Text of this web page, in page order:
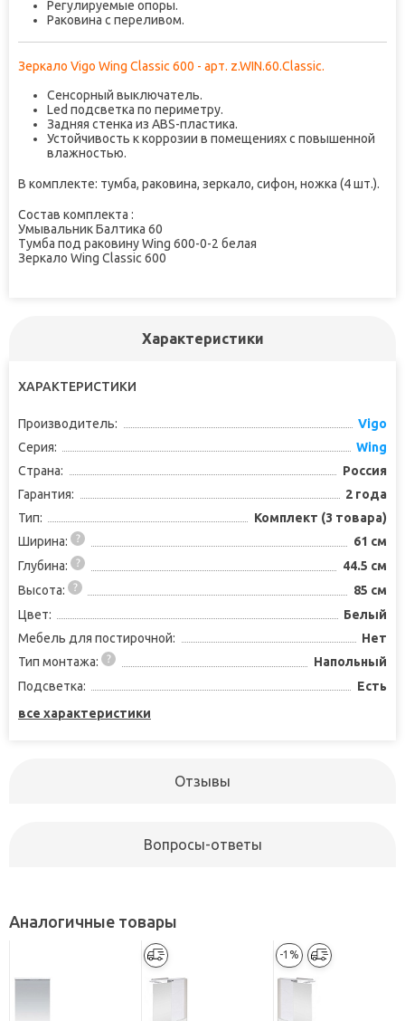
Регулируемые опоры.
Раковина с переливом.
Зеркало Vigo Wing Classic 600 - арт. z.WIN.60.Classic.
Cенсорный выключатель.
Led подсветка по периметру.
Задняя стенка из ABS-пластика.
Устойчивость к коррозии в помещениях с повышенной
влажностью.
В комплекте: тумба, раковина, зеркало, сифон, ножка (4 шт.).
Состав комплекта :
Умывальник Балтика 60
Тумба под раковину Wing 600-0-2 белая
Зеркало Wing Classic 600
Характеристики
ХАРАКТЕРИСТИКИ
Производитель:
Vigo
Серия:
Wing
Страна:
Россия
Гарантия:
2 года
Тип:
Комплект (3 товара)
Ширина:
61 см
Глубина:
44.5 см
Высота:
85 см
Цвет:
Белый
Мебель для постирочной:
Нет
Тип монтажа:
Напольный
Подсветка:
Есть
все характеристики
Отзывы
Вопросы-ответы
Аналогичные товары
-1%